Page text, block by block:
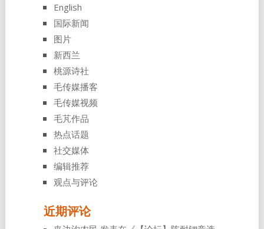
English
国际新闻
图片
新西兰
桃源诗社
毛传媒播客
毛传媒视频
毛芃作品
热点话题
社交媒体
编辑推荐
观点与评论
近期评论